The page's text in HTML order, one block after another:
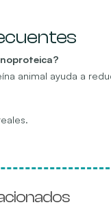
animal ayuda a